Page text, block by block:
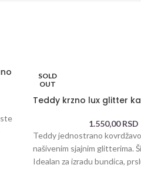
SOLD
OUT
Teddy krzno lux glitter
1.550,00RSD
Teddy jednostrano
našivenim sjajnim glitterima.
Idealan za izradu bundica,